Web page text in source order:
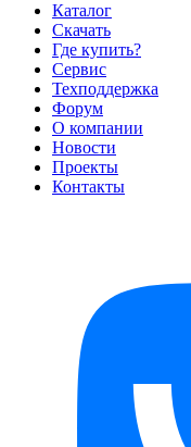
Каталог
Скачать
Где купить?
Сервис
Техподдержка
Форум
О компании
Новости
Проекты
Контакты